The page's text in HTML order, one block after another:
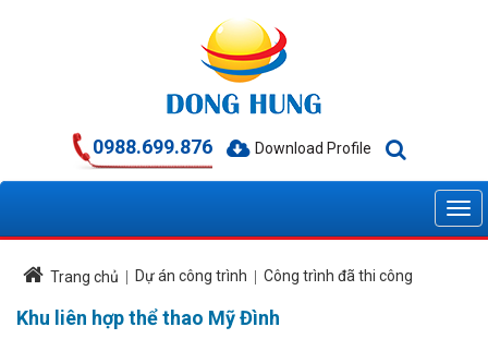
0988.699.876 Download Profile
Trang chủ Dự án công trình Công trình đã thi công
Khu liên hợp thể thao Mỹ Đình